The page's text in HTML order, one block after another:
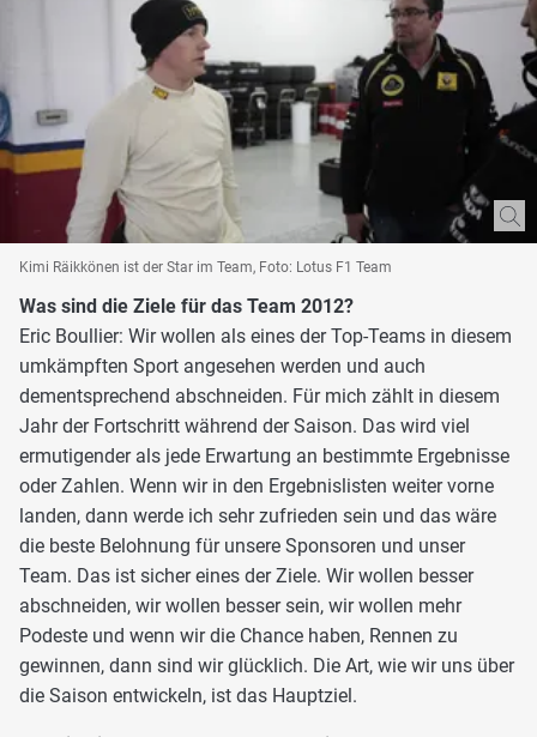
Kimi Räikkönen ist der Star im Team, Foto: Lotus F1 Team
Was sind die Ziele für das Team 2012?
Eric Boullier: Wir wollen als eines der Top-Teams in diesem
umkämpften Sport angesehen werden und auch
dementsprechend abschneiden. Für mich zählt in diesem
Jahr der Fortschritt während der Saison. Das wird viel
ermutigender als jede Erwartung an bestimmte Ergebnisse
oder Zahlen. Wenn wir in den Ergebnislisten weiter vorne
landen, dann werde ich sehr zufrieden sein und das wäre
die beste Belohnung für unsere Sponsoren und unser
Team. Das ist sicher eines der Ziele. Wir wollen besser
abschneiden, wir wollen besser sein, wir wollen mehr
Podeste und wenn wir die Chance haben, Rennen zu
gewinnen, dann sind wir glücklich. Die Art, wie wir uns über
die Saison entwickeln, ist das Hauptziel.